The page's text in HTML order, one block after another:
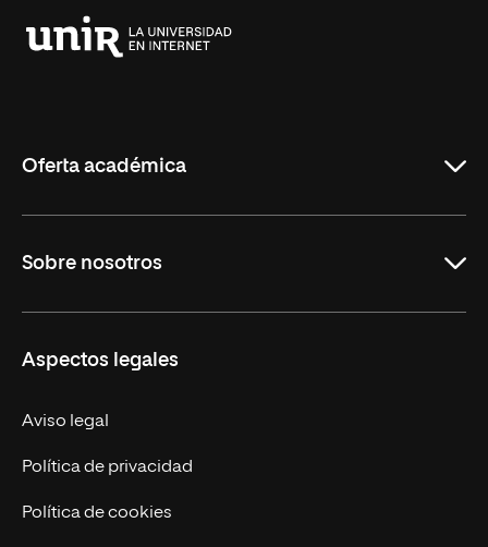
Oferta académica
Maestrías
Educación Continua
Sobre nosotros
Trabaja en UNIR
Actualidad UNIR
Contáctanos
Aspectos legales
Aviso legal
Política de privacidad
Política de cookies